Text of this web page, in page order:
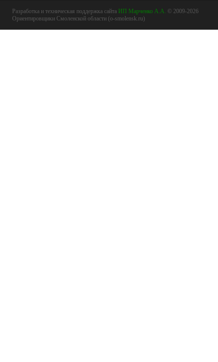
Разработка и техническая поддержка сайта ИП Марченко А.А. © 2009-2026
Ориентировщики Смоленской области (o-smolensk.ru)